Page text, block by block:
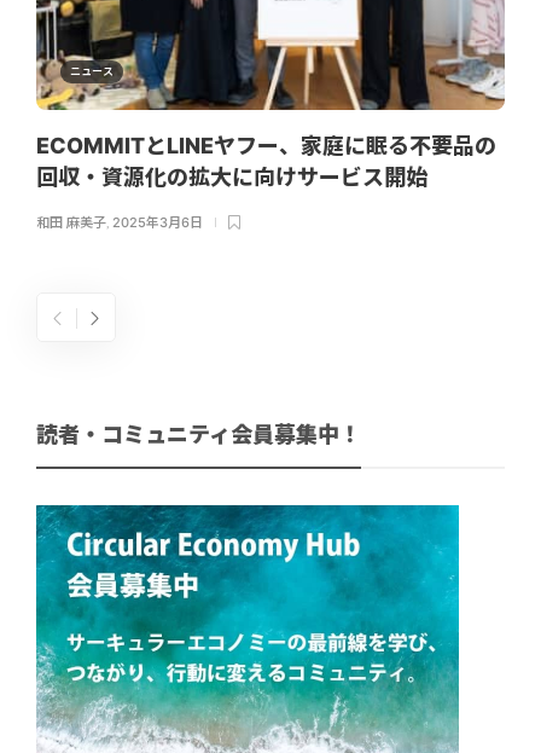
ニュース
ECOMMITとLINEヤフー、家庭に眠る不要品の
回収・資源化の拡大に向けサービス開始
和田 麻美子, 2025年3月6日
読者・コミュニティ会員募集中！